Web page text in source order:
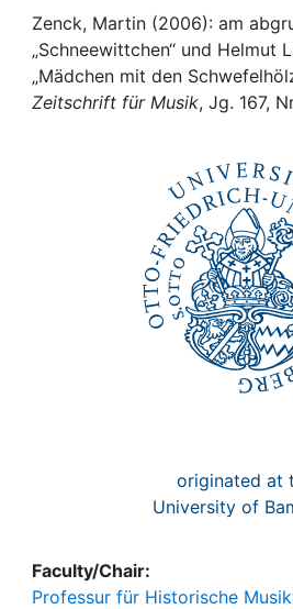
Awards
My FIS
Zenck, Martin (2006): am
„Schneewittchen“ und Helmut
„Mädchen mit den
Zeitschrift für Musik, Jg. 167,
originated at
University of
Faculty/Chair:
Professur für Historische